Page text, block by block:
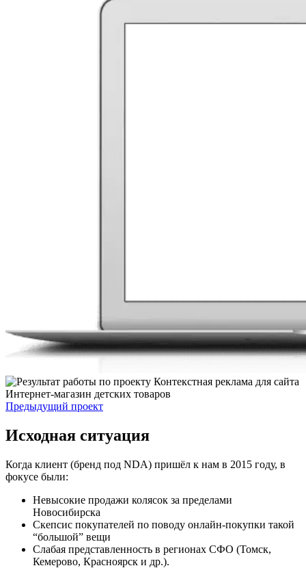
Предыдущий проект
Исходная ситуация
Когда клиент (бренд под NDA) пришёл к нам в 2015 году, в
фокусе были:
Невысокие продажи колясок за пределами
Новосибирска
Скепсис покупателей по поводу онлайн-покупки такой
“большой” вещи
Слабая представленность в регионах СФО (Томск,
Кемерово, Красноярск и др.).